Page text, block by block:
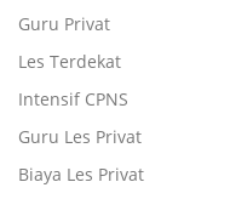
Guru Privat
Les Terdekat
Intensif CPNS
Guru Les Privat
Biaya Les Privat